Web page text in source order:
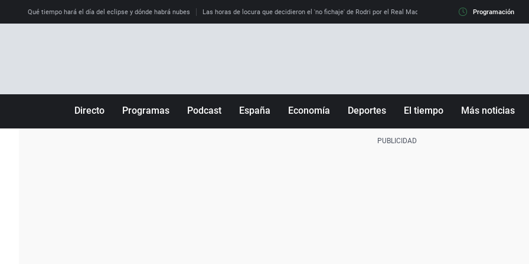
Qué tiempo hará el día del eclipse y dónde habrá nubes Las horas de locura que decidieron el 'no fichaje' de Rodri por el Real Madrid y su 'sí' al Barça La llamada
Programación
Directo Programas Podcast España Economía Deportes El tiempo Más noticias